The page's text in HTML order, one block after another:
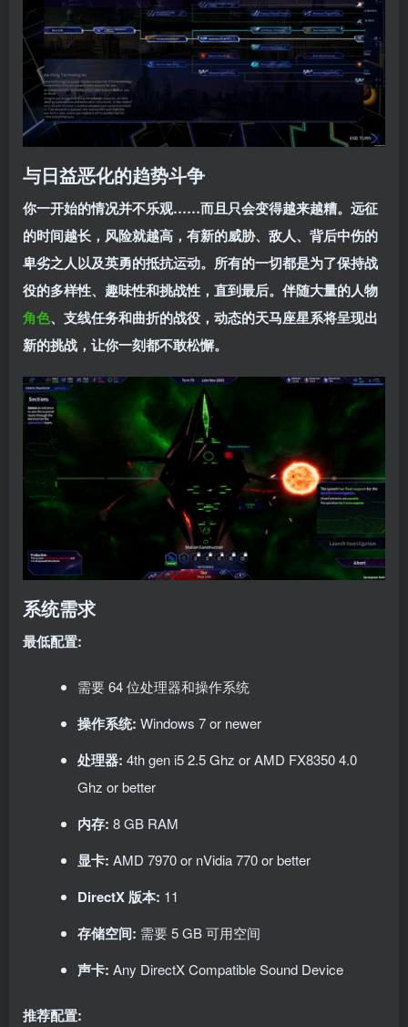
与日益恶化的趋势斗争
你一开始的情况并不乐观……而且只会变得越来越糟。远征
的时间越长，风险就越高，有新的威胁、敌人、背后中伤的
卑劣之人以及英勇的抵抗运动。所有的一切都是为了保持战
役的多样性、趣味性和挑战性，直到最后。伴随大量的人物
角色、支线任务和曲折的战役，动态的天马座星系将呈现出
新的挑战，让你一刻都不敢松懈。
系统需求
最低配置:
需要 64 位处理器和操作系统
操作系统: Windows 7 or newer
处理器: 4th gen i5 2.5 Ghz or AMD FX8350 4.0
Ghz or better
内存: 8 GB RAM
显卡: AMD 7970 or nVidia 770 or better
DirectX 版本: 11
存储空间: 需要 5 GB 可用空间
声卡: Any DirectX Compatible Sound Device
推荐配置: